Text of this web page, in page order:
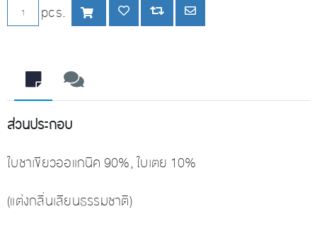
เพิ่มลงตะกร้า
pcs. เพิ่มลงรายการโปรดAdd to compare list
Email a friend
ส่วนประกอบ
ใบชาเขียวออแกนิค 90%, ใบเตย 10%
(แต่งกลิ่นเลียนธรรมชาติ)